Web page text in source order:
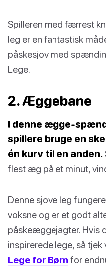
Spilleren med færrest
leg er en fantastisk
påskesjov med
Lege.
2. Æggebane
I denne ægge-
spillere bruge en
én kurv til en anden.
flest æg på et minut,
Denne sjove leg
voksne og er et godt
påskeæggejagter. Hvis
inspirerede lege, så tjek
Lege for Børn for